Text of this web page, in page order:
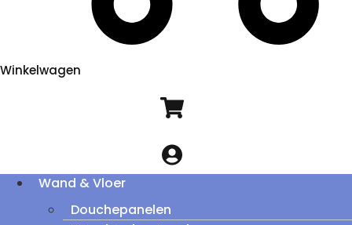
Winkelwagen
Wand & Vloer
Douchepanelen